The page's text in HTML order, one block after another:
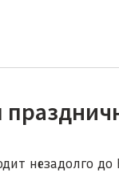
незадолго